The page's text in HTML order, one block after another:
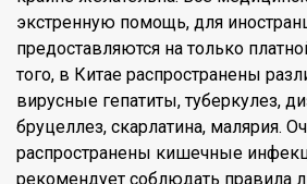
экстренную помощь, для
предоставляются на только
того, в Китае распространены
вирусные гепатиты, туберкулез,
бруцеллез, скарлатина, малярия.
распространены кишечные
рекомендует соблюдать правила